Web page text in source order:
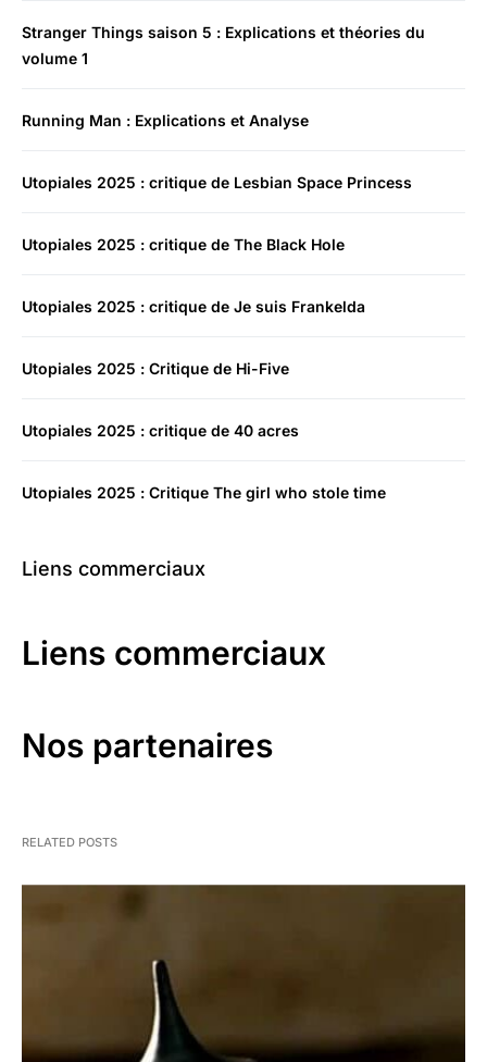
Stranger Things saison 5 : Explications et théories du
volume 1
Running Man : Explications et Analyse
Utopiales 2025 : critique de Lesbian Space Princess
Utopiales 2025 : critique de The Black Hole
Utopiales 2025 : critique de Je suis Frankelda
Utopiales 2025 : Critique de Hi-Five
Utopiales 2025 : critique de 40 acres
Utopiales 2025 : Critique The girl who stole time
Liens commerciaux
Liens commerciaux
Nos partenaires
RELATED POSTS